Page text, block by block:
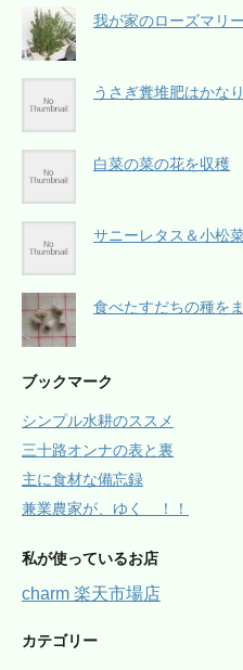
我が家のローズマリー
うさぎ糞堆肥はかな
白菜の菜の花を収穫
サニーレタス＆小松
食べたすだちの種を
ブックマーク
シンプル水耕のススメ
三十路オンナの表と裏
主に食材な備忘録
兼業農家が、ゆく ！！
私が使っているお店
charm 楽天市場店
カテゴリー